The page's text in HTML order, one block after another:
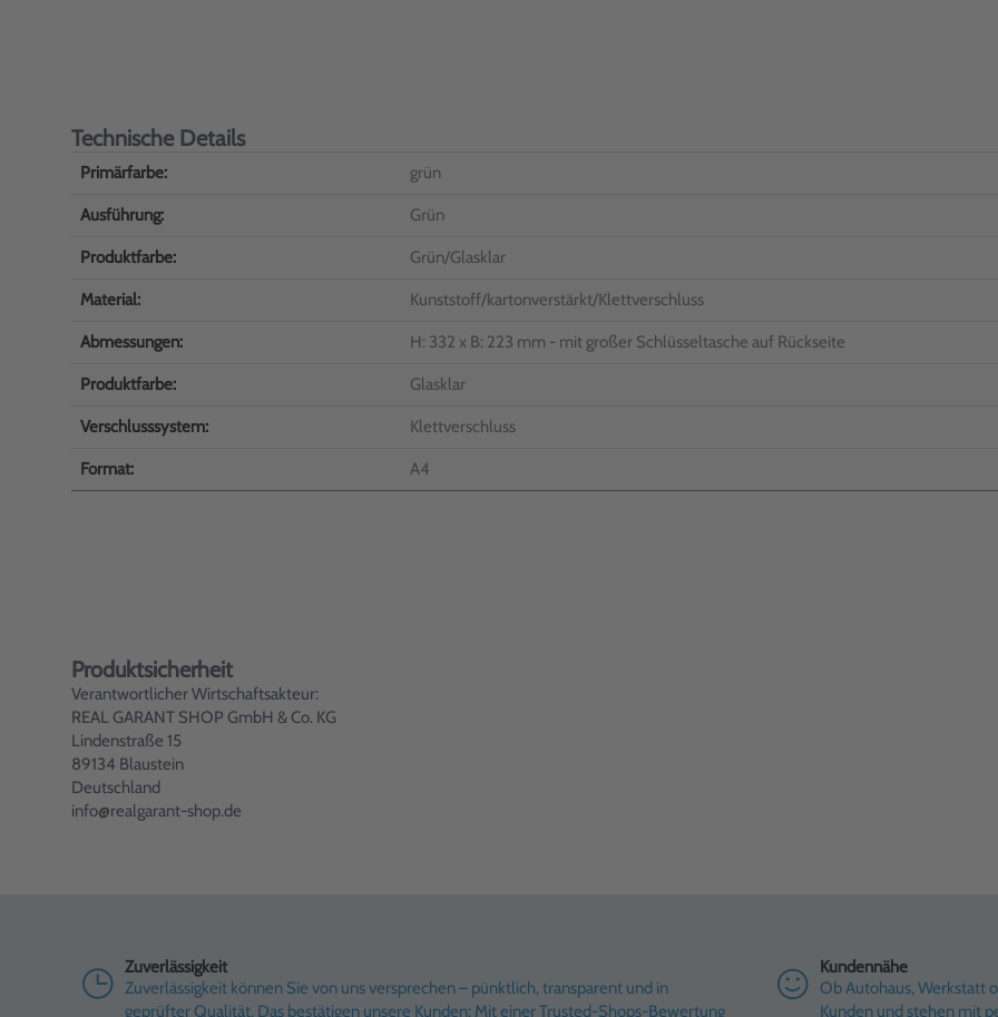
Technische Details
Primärfarbe: grün
Ausführung: Grün
Produktfarbe: Grün/Glasklar
Material: Kunststoff/kartonverstärkt/Klettverschluss
Abmessungen: H: 332 x B: 223 mm - mit großer Schlüsseltasche auf Rückseite
Produktfarbe: Glasklar
Verschlusssystem: Klettverschluss
Format: A4
Produktsicherheit
Verantwortlicher Wirtschaftsakteur:
REAL GARANT SHOP GmbH & Co. KG
Lindenstraße 15
89134 Blaustein
Deutschland
info@realgarant-shop.de
Zuverlässigkeit
Zuverlässigkeit können Sie von uns versprechen – pünktlich, transparent und in
geprüfter Qualität. Das bestätigen unsere Kunden: Mit einer Trusted-Shops-Bewertung
Kundennähe
Ob Autohaus, Werkstatt
Kunden und stehen mit